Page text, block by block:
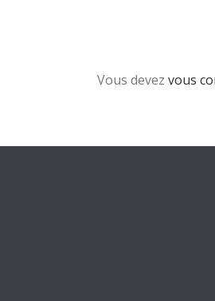
Vous devez vous